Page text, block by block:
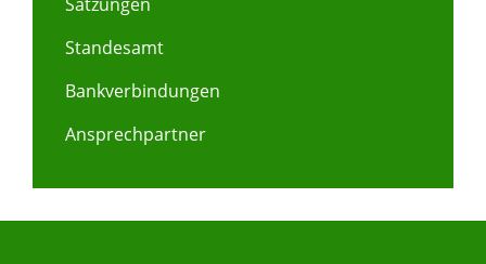
Standesamt
Bankverbindungen
Ansprechpartner